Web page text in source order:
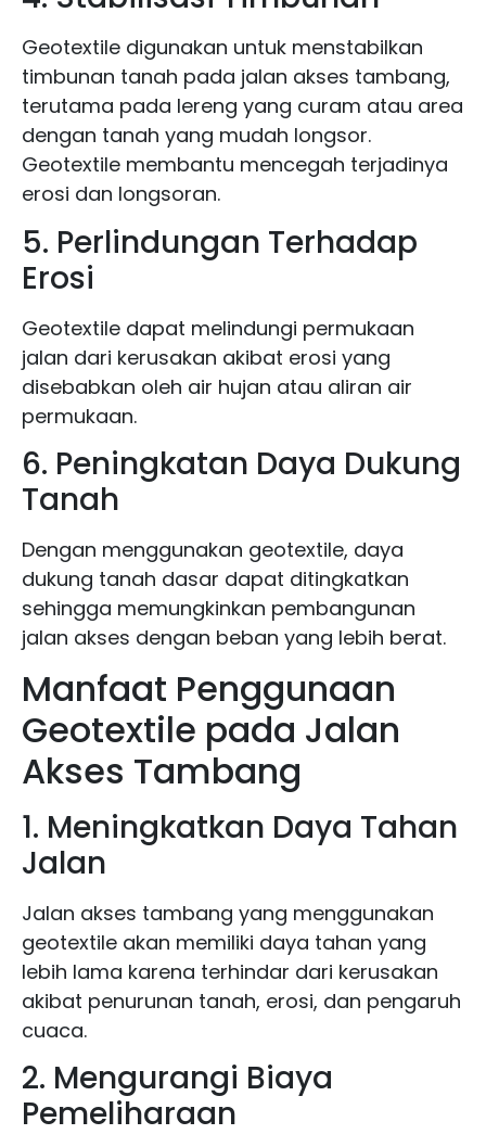
Geotextile digunakan untuk menstabilkan
timbunan tanah pada jalan akses tambang,
terutama pada lereng yang curam atau area
dengan tanah yang mudah longsor.
Geotextile membantu mencegah terjadinya
erosi dan longsoran.
5. Perlindungan Terhadap
Erosi
Geotextile dapat melindungi permukaan
jalan dari kerusakan akibat erosi yang
disebabkan oleh air hujan atau aliran air
permukaan.
6. Peningkatan Daya Dukung
Tanah
Dengan menggunakan geotextile, daya
dukung tanah dasar dapat ditingkatkan
sehingga memungkinkan pembangunan
jalan akses dengan beban yang lebih berat.
Manfaat Penggunaan
Geotextile pada Jalan
Akses Tambang
1. Meningkatkan Daya Tahan
Jalan
Jalan akses tambang yang menggunakan
geotextile akan memiliki daya tahan yang
lebih lama karena terhindar dari kerusakan
akibat penurunan tanah, erosi, dan pengaruh
cuaca.
2. Mengurangi Biaya
Pemeliharaan